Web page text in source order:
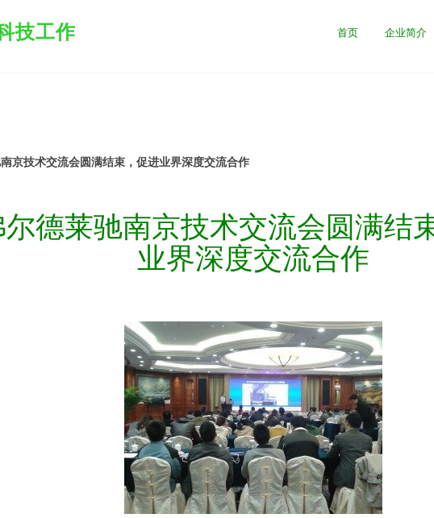
技工作
首页 企业简介
京技术交流会圆满结束，促进业界深度交流合作
尔德莱驰南京技术交流会圆满结
业界深度交流合作